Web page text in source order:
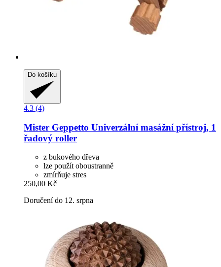
Do košíku
4.3 (4)
Mister Geppetto Univerzální masážní přístroj, 1
řadový roller
z bukového dřeva
lze použít oboustranně
zmírňuje stres
250,00 Kč
Doručení do 12. srpna